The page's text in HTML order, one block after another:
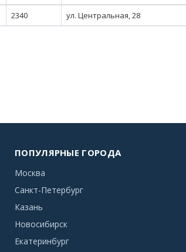
2340 ул. Центральная, 28
ПОПУЛЯРНЫЕ ГОРОДА
Москва
Санкт-Петербург
Казань
Новосибирск
Екатеринбург